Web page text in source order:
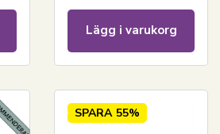
Lägg i varukorg
SPARA 55%